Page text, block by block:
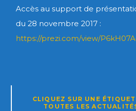
Accès au support de
du 28 novembre 2017 :
https://prezi.com/view/
CLIQUEZ SUR UNE
TOUTES LES